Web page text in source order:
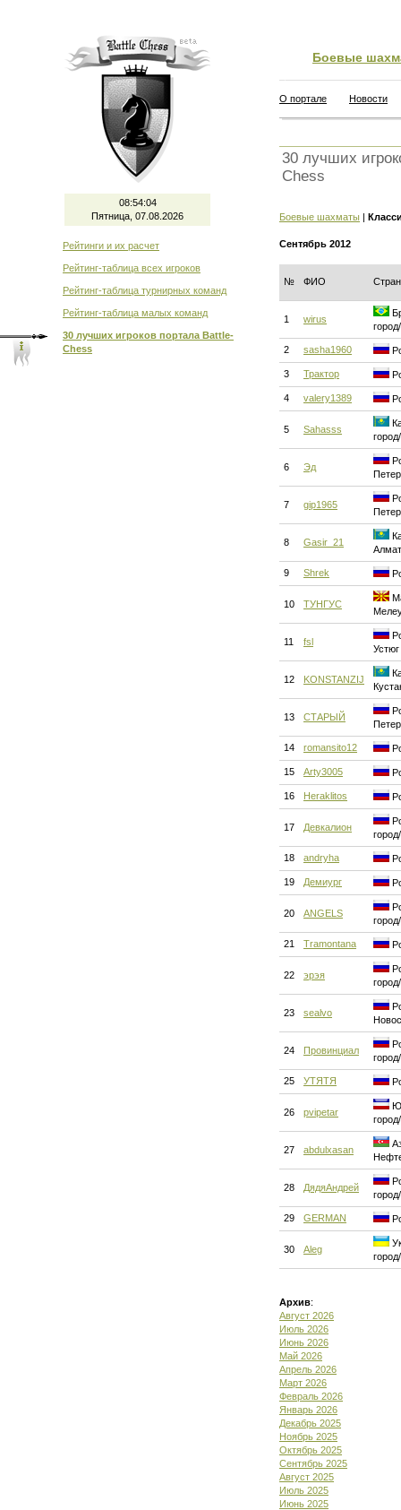
08:54:05
Пятница, 07.08.2026
Рейтинги и их расчет
Рейтинг-таблица всех игроков
Рейтинг-таблица турнирных команд
Рейтинг-таблица малых команд
30 лучших игроков портала Battle-
Chess
Боевые
О портале Новости
30 лучших
Chess
Боевые шахматы |
Сентябрь 2012
№ ФИО
1 wirus
2 sasha1960
3 Трактор
4 valery1389
5 Sahasss
6 Эд
7 gip1965
8 Gasir_21
9 Shrek
10 ТУНГУС
11 fsl
Устюг
12 KONSTANZIJ
13 СТАРЫЙ
14 romansito12
15 Arty3005
16 Heraklitos
17 Девкалион
18 andryha
19 Демиург
20 ANGELS
21 Tramontana
22 эрэя
23 sealvo
24 Провинциал
25 УТЯТЯ
26 pvipetar
27 abdulxasan
28 ДядяАндрей
29 GERMAN
30 Aleg
Архив:
Август 2026
Июль 2026
Июнь 2026
Май 2026
Апрель 2026
Март 2026
Февраль 2026
Январь 2026
Декабрь 2025
Ноябрь 2025
Октябрь 2025
Сентябрь 2025
Август 2025
Июль 2025
Июнь 2025